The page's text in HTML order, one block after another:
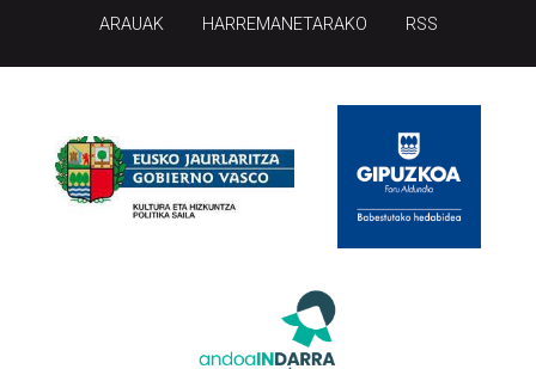
ARAUAK HARREMANETARAKO RSS